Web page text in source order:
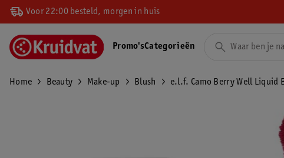
Voor 22:00 besteld, morgen in huis
Promo'sCategorieën
Home Beauty Make-up Blush e.l.f. Camo Berry Well Liquid